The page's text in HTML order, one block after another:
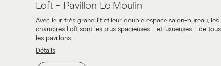
Loft - Pavillon Le Moulin
Avec leur très grand lit et leur double espace salon-bureau, les
chambres Loft sont les plus spacieuses - et luxueuses - de tous
les pavillons.
Détails